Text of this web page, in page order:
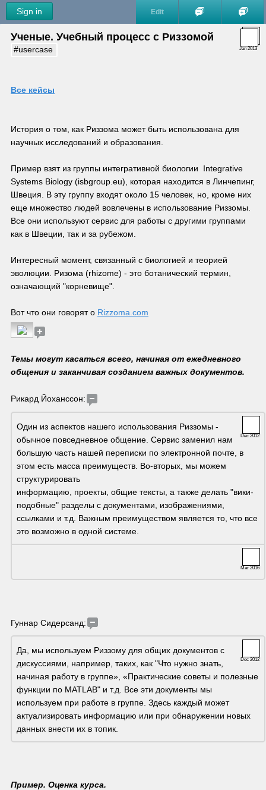
Sign in Edit
Jan 2013
Ученые. Учебный процесс с Риззомой
#usercase
Все кейсы
История о том, как Риззома может быть использована для
научных исследований и образования.
Пример взят из группы интегративной биологии  Integrative
Systems Biology (isbgroup.eu), которая находится в Линчепинг,
Швеция. В эту группу входят около 15 человек, но, кроме них
еще множество людей вовлечены в использование Риззомы.
Все они используют сервис для работы с другими группами
как в Швеции, так и за рубежом.
Интересный момент, связанный с биологией и теорией
эволюции. Ризома (rhizome) - это ботанический термин,
означающий "корневище".
Вот что они говорят о Rizzoma.com
Темы могут касаться всего, начиная от ежедневного
общения и заканчивая созданием важных документов.
Рикард Йоханссон:
Dec 2012
Один из аспектов нашего использования Риззомы -
обычное повседневное общение. Сервис заменил нам
большую часть нашей переписки по электронной почте, в
этом есть масса преимуществ. Во-вторых, мы можем
структурировать
информацию, проекты, общие тексты, а также делать "вики-
подобные" разделы с документами, изображениями,
ссылками и т.д. Важным преимуществом является то, что все
это возможно в одной системе.
Mar 2016
Гуннар Сидерсанд:
Dec 2012
Да, мы используем Риззому для общих документов с
дискуссиями, например, таких, как "Что нужно знать,
начиная работу в группе», «Практические советы и полезные
функции по MATLAB" и т.д. Все эти документы мы
используем при работе в группе. Здесь каждый может
актуализировать информацию или при обнаружении новых
данных внести их в топик.
Пример. Оценка курса.